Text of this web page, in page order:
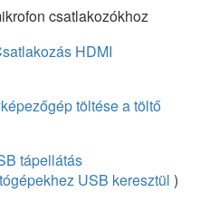
csatlakozókhoz
HDMI
töltése a töltő
tápellátás
USB keresztül )